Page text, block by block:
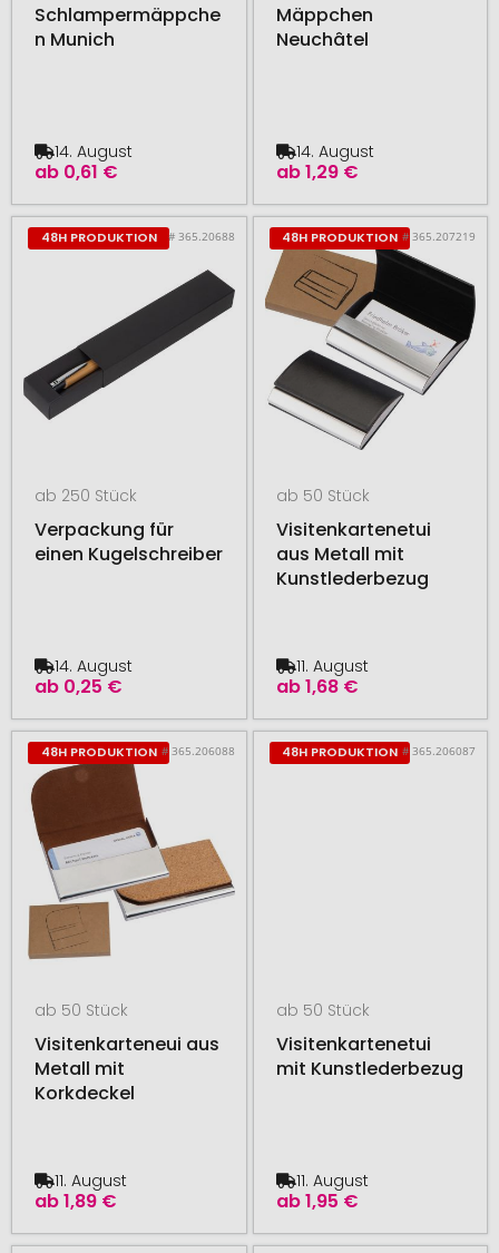
Schlampermäppche
n Munich
ab 0,61 €
14. August
Mäppchen
Neuchâtel
ab1,29 €
14. August
48H PRODUKTION # 365.20688
ab 250 Stück
Verpackung für
einen Kugelschreiber
ab 0,25 €
14. August
48H PRODUKTION # 365.207219
ab 50 Stück
Visitenkartenetui
aus Metall mit
Kunstlederbezug
ab1,68 €
11. August
48H PRODUKTION # 365.206088
ab 50 Stück
Visitenkarteneui aus
Metall mit
Korkdeckel
ab1,89 €
11. August
48H PRODUKTION # 365.206087
ab 50 Stück
Visitenkartenetui
mit Kunstlederbezug
ab1,95 €
11. August